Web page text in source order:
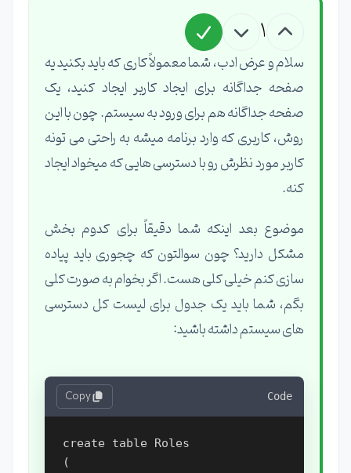
1
سلام و عرض ادب، شما معمولاً کاری که باید بکنید یه
صفحه جداگانه برای ایجاد کاربر ایجاد کنید، یک
صفحه جداگانه هم برای ورود به سیستم. چون با این
روش، کاربری که وارد برنامه میشه به راحتی می تونه
کاربر مورد نظرش رو با دسترسی هایی که میخواد ایجاد
کنه.
موضوع بعد اینکه شما دقیقاً برای کدوم بخش
مشکل دارید؟ چون سوالتون که چجوری باید پیاده
سازی کنم خیلی کلی هست. اگر بخوام به صورت کلی
بگم، شما باید یک جدول برای لیست کل دسترسی
های سیستم داشته باشید:
Code
Copy
create table Roles
(